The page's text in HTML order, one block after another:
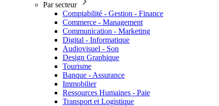
Par secteur
Comptabilité - Gestion - Finance
Commerce - Management
Communication - Marketing
Digital - Informatique
Audiovisuel - Son
Design Graphique
Tourisme
Banque - Assurance
Immobilier
Ressources Humaines - Paie
Transport et Logistique